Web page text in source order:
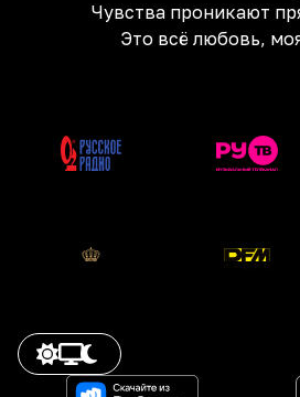
Чувства проникают
Это всё любовь,